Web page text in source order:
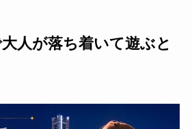
人が落ち着いて遊ぶと